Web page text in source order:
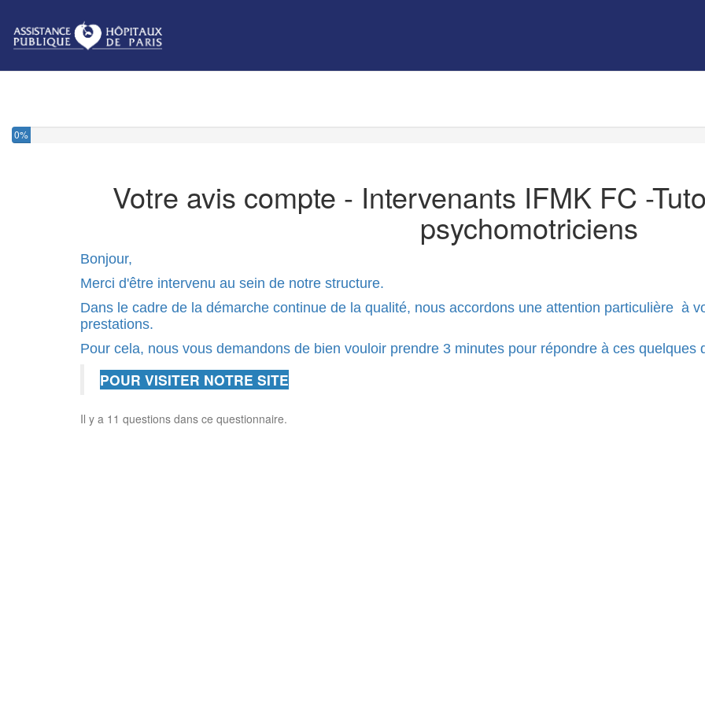
0%
Votre avis compte - Intervenants IFMK FC -
psychomotriciens
Bonjour,
Merci d'être intervenu au sein de notre structure.
Dans le cadre de la démarche continue de la qualité, nous accordons une attention particulière à
prestations.
Pour cela, nous vous demandons de bien vouloir prendre 3 minutes pour répondre à ces quelques
POUR VISITER NOTRE SITE
Il y a 11 questions dans ce questionnaire.